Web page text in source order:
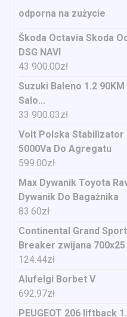
odporna na zużycie
Škoda Octavia Skoda
DSG NAVI
43 900.00zł
Suzuki Baleno 1.2
Salo...
33 900.03zł
Volt Polska Stabilizator
5000Va Do Agregatu
599.00zł
Max Dywanik Toyota
Dywanik Do Bagażnika
83.60zł
Continental Grand
Breaker zwijana 700x25
124.44zł
Alufelgi Borbet V
692.97zł
PEUGEOT 206 liftback